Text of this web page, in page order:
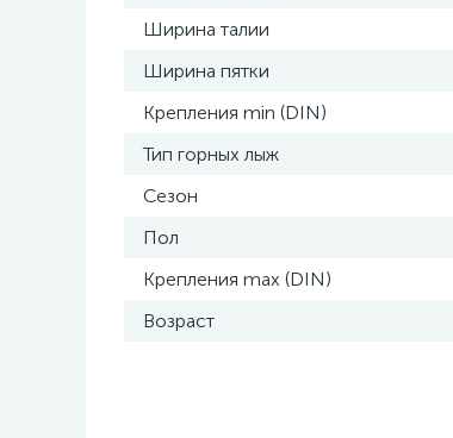
Ширина талии
Ширина пятки
Крепления min (DIN)
Тип горных лыж
Сезон
Пол
Крепления max (DIN)
Возраст